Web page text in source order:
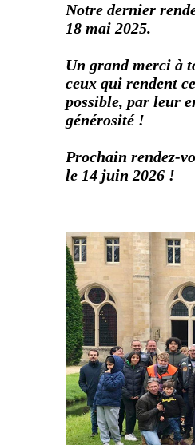
Notre dernier
18 mai 2025.
Un grand merci à
ceux qui rendent
possible, par leur
générosité !
Prochain rendez-
le 14 juin 2026 !